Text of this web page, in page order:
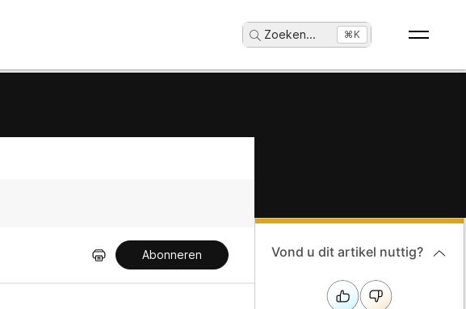
Zoeken... ⌘K
Abonneren Vond u dit artikel nuttig?